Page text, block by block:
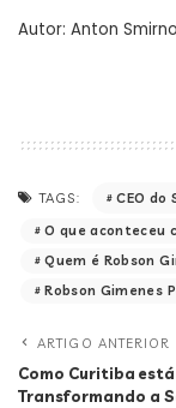
Autor: Anton
TAGS:
CEO do
O que aconteceu
Quem é Robson
Robson Gimenes
ARTIGO ANTERIOR
Como Curitiba está
Transformando a